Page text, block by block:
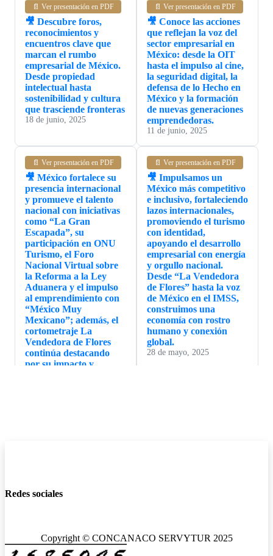
📄 Ver presentación en PDF
🎥 Descubre foros,
reconocimientos y
encuentros clave que
marcan el rumbo
empresarial de México.
Desde propiedad
intelectual hasta
sostenibilidad y cultura
que trasciende fronteras
18 de junio, 2025
📄 Ver presentación en PDF
🎥 Conoce las acciones
que reflejan la voz del
sector empresarial en
México: desde la OIT
hasta el impulso al cine,
la seguridad digital, la
defensa de lo Hecho en
México y la formación
de nuevas generaciones
emprendedoras.
11 de junio, 2025
📄 Ver presentación en PDF
🎥 México fortalece su
presencia internacional
y promueve el talento
nacional con iniciativas
como “La Gran
Escapada”, su
participación en ONU
Turismo, el Foro
Nacional Virtual sobre
la Reforma a la Ley
Aduanera y el impulso
al emprendimiento con
“México Muy
Mexicano”; además, el
cortometraje La
Vendedora de Flores
continúa destacando
por su impacto y
📄 Ver presentación en PDF
🎥 Impulsamos un
México más competitivo
e inclusivo, fortaleciendo
lazos internacionales,
promoviendo el turismo
con identidad,
apoyando el desarrollo
empresarial con energía
y orgullo nacional.
Desde “La Vendedora
de Flores” hasta la voz
de México en el IMSS,
construimos una
economía con rostro
humano y conexión
global.
28 de mayo, 2025
impulsemos juntos el
Redes sociales
Copyright © CONCANACO SERVYTUR 2025